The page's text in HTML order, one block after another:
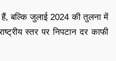
बल्कि जुलाई 2024 की तुलना में
स्तर पर निपटान दर काफी